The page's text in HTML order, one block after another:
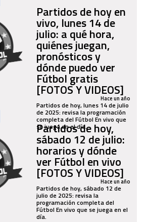
Partidos de hoy en
vivo, lunes 14 de
julio: a qué hora,
quiénes juegan,
pronósticos y
dónde puedo ver
Fútbol gratis
[FOTOS Y VIDEOS]
Hace un año
Partidos de hoy, lunes 14 de julio
de 2025: revisa la programación
completa del Fútbol En vivo que
se juega en el día.
Partidos de hoy,
sábado 12 de julio:
horarios y dónde
ver Fútbol en vivo
[FOTOS Y VIDEOS]
Hace un año
Partidos de hoy, sábado 12 de
julio de 2025: revisa la
programación completa del
Fútbol En vivo que se juega en el
día.